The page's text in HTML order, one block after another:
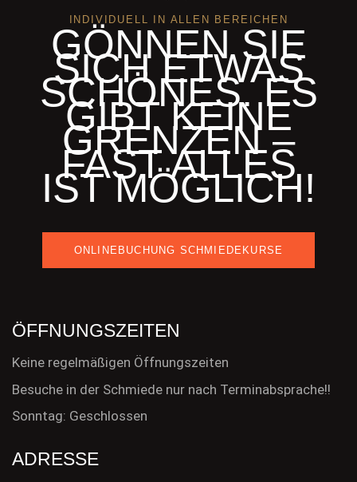
INDIVIDUELL IN ALLEN BEREICHEN
GÖNNEN SIE
SICH ETWAS
SCHÖNES. ES
GIBT KEINE
GRENZEN –
FAST ALLES
IST MÖGLICH!
ONLINEBUCHUNG SCHMIEDEKURSE
ÖFFNUNGSZEITEN
Keine regelmäßigen Öffnungszeiten
Besuche in der Schmiede nur nach Terminabsprache!!
Sonntag: Geschlossen
ADRESSE